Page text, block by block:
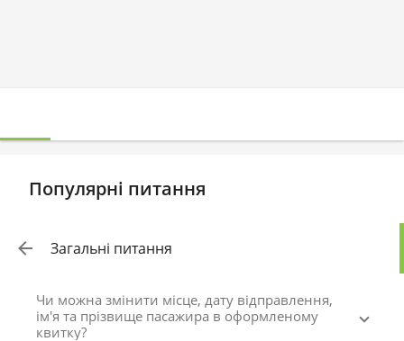
Популярні питання
Загальні питання
Чи можна змінити місце, дату відправлення,
ім'я та прізвище пасажира в оформленому
квитку?